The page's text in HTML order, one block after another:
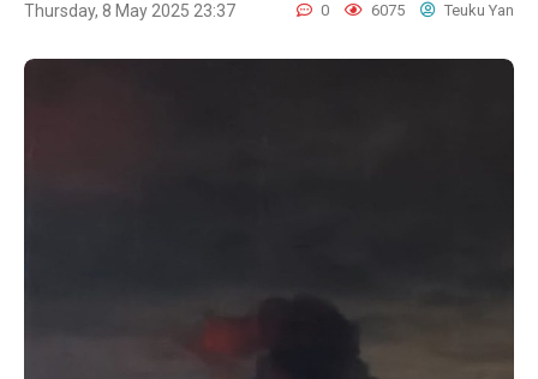
Thursday, 8 May 2025 23:37 0 6075 Teuku Yan